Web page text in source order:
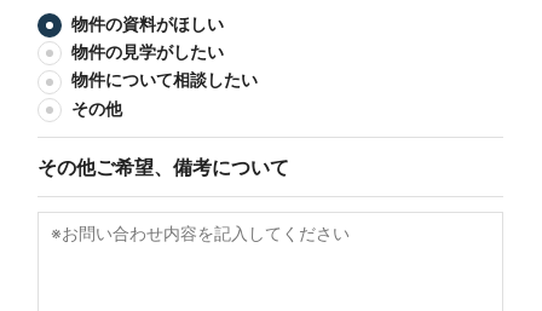
物件の資料がほしい
物件の見学がしたい
物件について相談したい
その他
その他ご希望、備考について